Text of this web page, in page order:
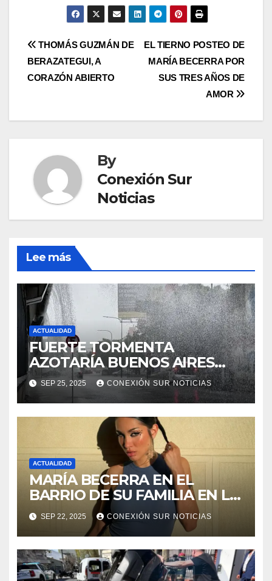
Post
navigation
EL TIERNO POSTEO DE
MARÍA BECERRA POR
SUS TRES AÑOS DE
AMOR
THOMÁS GUZMÁN DE
BERAZATEGUI, A
CORAZÓN ABIERTO
By
Conexión Sur
Noticias
Lee más
ACTUALIDAD
FUERTE TORMENTA
AZOTARÍA BUENOS AIRES
ESTE FIN DE SEMANA
SEP 25, 2025 CONEXIÓN SUR NOTICIAS
ACTUALIDAD
MARÍA BECERRA EN EL
BARRIO DE SU FAMILIA EN LA
PLATA
SEP 22, 2025 CONEXIÓN SUR NOTICIAS